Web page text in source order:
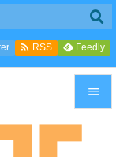

 RSS Feedly